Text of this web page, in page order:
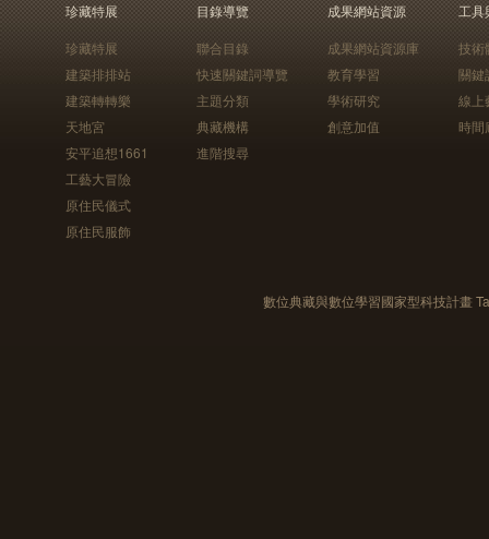
珍藏特展
珍藏特展
建築排排站
建築轉轉樂
天地宮
安平追想1661
工藝大冒險
原住民儀式
原住民服飾
目錄導覽
聯合目錄
快速關鍵詞導覽
主題分類
典藏機構
進階搜尋
成果網站資源
成果網站資源庫
教育學習
學術研究
創意加值
工具
技術
關鍵
線上
時間
數位典藏與數位學習國家型科技計畫